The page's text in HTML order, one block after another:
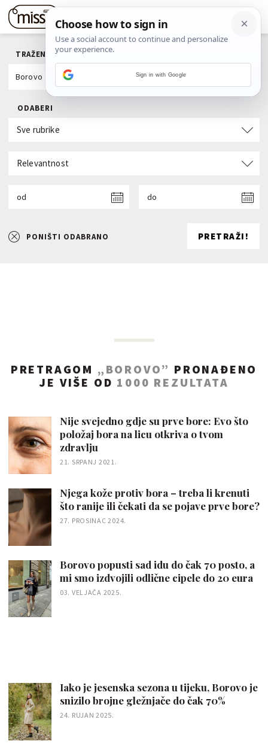
TRAŽENI POJAM
ODABERI
Sve rubrike
Relevantnost
od do
PONIŠTI ODABRANO PRETRAŽI!
PRETRAGOM „BOROVO” PRONAĐENO
JE VIŠE OD 1000 REZULTATA
Nije svejedno gdje su prve bore: Evo što
položaj bora na licu otkriva o tvom
zdravlju
21. SRPANJ 2021.
Njega kože protiv bora – treba li krenuti
što ranije ili čekati da se pojave prve bore?
27. PROSINAC 2024.
Borovo popusti sad idu do čak 70 posto, a
mi smo izdvojili odlične cipele do 20 eura
03. VELJAČA 2025.
Iako je jesenska sezona u tijeku, Borovo je
snizilo brojne gležnjače do čak 70%
24. RUJAN 2025.
Sign in with Google